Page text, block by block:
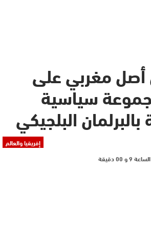
مغربي على
سياسية
البلجيكي
إفريقيا والعالم